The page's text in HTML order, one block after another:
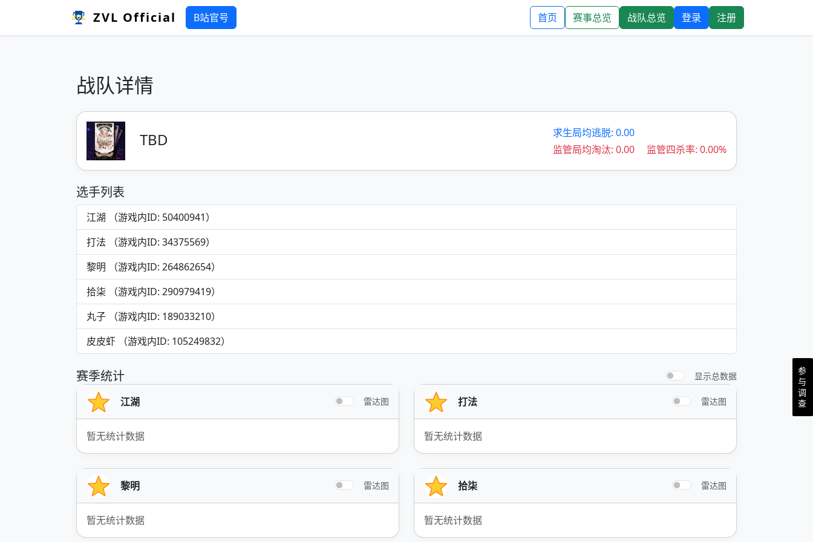
ZVL Official B站官号 首页 赛事总览 战队总览 登录 注册
战队详情
TBD
求生局均逃脱: 0.00
监管局均淘汰: 0.00
监管四杀率: 0.00%
选手列表
江湖 （游戏内ID: 50400941）
打法 （游戏内ID: 34375569）
黎明 （游戏内ID: 264862654）
拾柒 （游戏内ID: 290979419）
丸子 （游戏内ID: 189033210）
皮皮虾 （游戏内ID: 105249832）
赛季统计 显示总数据
江湖 雷达图
暂无统计数据
打法 雷达图
暂无统计数据
黎明 雷达图
暂无统计数据
拾柒 雷达图
暂无统计数据
参
与
调
查